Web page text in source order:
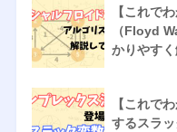
【これで
（Floyd
かりやす
【これで
するスラ